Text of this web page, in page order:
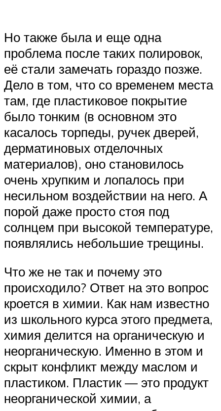
Но также была и еще одна
проблема после таких полировок,
её стали замечать гораздо позже.
Дело в том, что со временем места
там, где пластиковое покрытие
было тонким (в основном это
касалось торпеды, ручек дверей,
дерматиновых отделочных
материалов), оно становилось
очень хрупким и лопалось при
несильном воздействии на него. А
порой даже просто стоя под
солнцем при высокой температуре,
появлялись небольшие трещины.
Что же не так и почему это
происходило? Ответ на это вопрос
кроется в химии. Как нам известно
из школьного курса этого предмета,
химия делится на органическую и
неорганическую. Именно в этом и
скрыт конфликт между маслом и
пластиком. Пластик — это продукт
неорганической химии, а